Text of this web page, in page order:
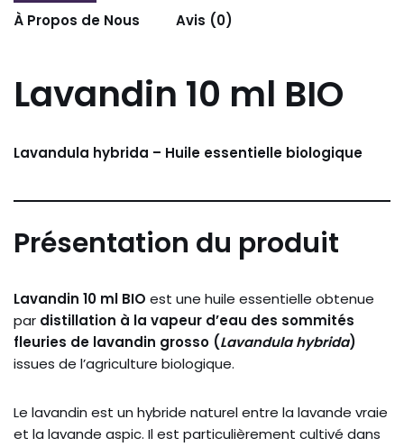
À Propos de Nous
Avis (0)
Lavandin 10 ml BIO
Lavandula hybrida – Huile essentielle biologique
Présentation du produit
Lavandin 10 ml BIO est une huile essentielle obtenue
par distillation à la vapeur d’eau des sommités
fleuries de lavandin grosso (Lavandula hybrida)
issues de l’agriculture biologique.
Le lavandin est un hybride naturel entre la lavande vraie
et la lavande aspic. Il est particulièrement cultivé dans